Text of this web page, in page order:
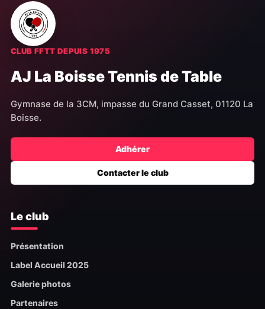
CLUB FFTT DEPUIS 1975
AJ La Boisse Tennis de Table
Gymnase de la 3CM, impasse du Grand Casset, 01120 La
Boisse.
Adhérer
Contacter le club
Le club
Présentation
Label Accueil 2025
Galerie photos
Partenaires